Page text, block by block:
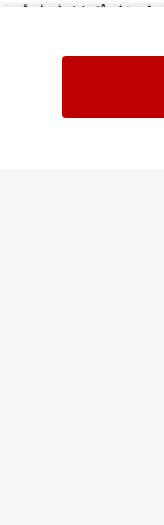
あなたはポイント